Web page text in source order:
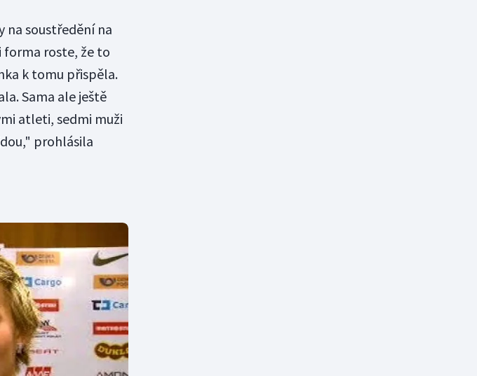
na soustředění na
forma roste, že to
k tomu přispěla.
Sama ale ještě
atleti, sedmi muži
prohlásila